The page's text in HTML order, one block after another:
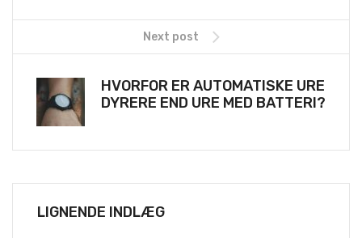
Next post
HVORFOR ER AUTOMATISKE URE
DYRERE END URE MED BATTERI?
LIGNENDE INDLÆG